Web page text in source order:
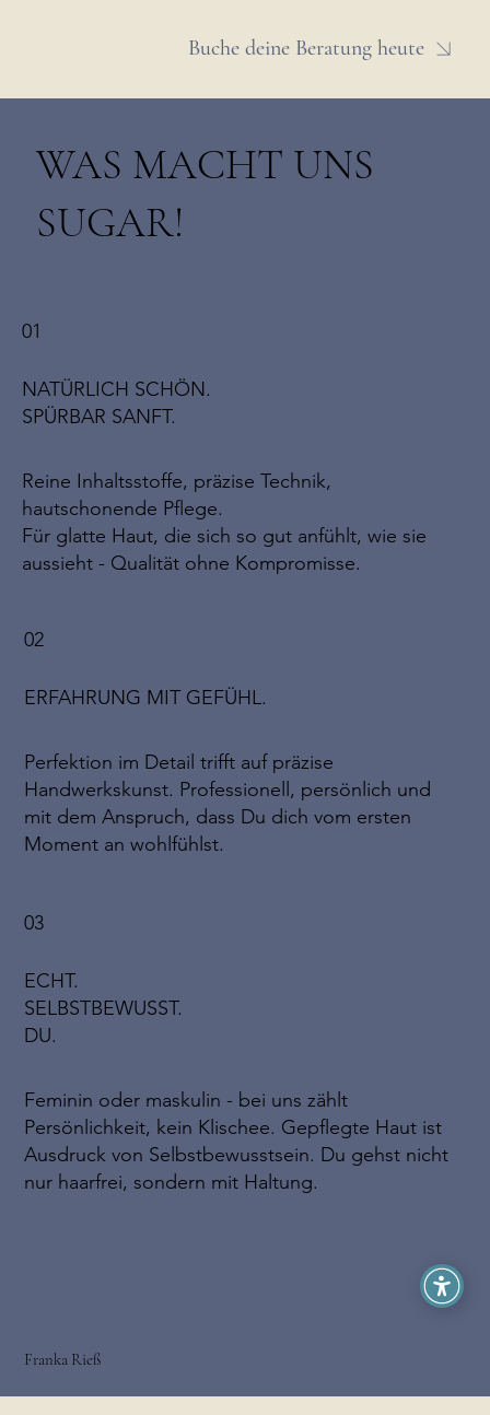
Buche deine Beratung heute
WAS MACHT UNS
SUGAR!
01
NATÜRLICH SCHÖN.
SPÜRBAR SANFT.
Reine Inhaltsstoffe, präzise Technik,
hautschonende Pflege.
Für glatte Haut, die sich so gut anfühlt, wie sie
aussieht - Qualität ohne Kompromisse.
02
ERFAHRUNG MIT GEFÜHL.
Perfektion im Detail trifft auf präzise
Handwerkskunst. Professionell, persönlich und
mit dem Anspruch, dass Du dich vom ersten
Moment an wohlfühlst.
03
ECHT.
SELBSTBEWUSST.
DU.
Feminin oder maskulin - bei uns zählt
Persönlichkeit, kein Klischee. Gepflegte Haut ist
Ausdruck von Selbstbewusstsein. Du gehst nicht
nur haarfrei, sondern mit Haltung.
Franka Rieß